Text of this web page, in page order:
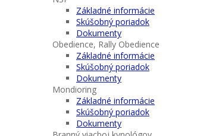
Základné informácie
Skúšobný poriadok
Dokumenty
Obedience, Rally Obedience
Základné informácie
Skúšobný poriadok
Dokumenty
Mondioring
Základné informácie
Skúšobný poriadok
Dokumenty